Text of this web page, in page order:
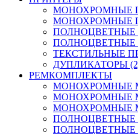
МОНОХРОМНЫЕ
МОНОХРОМНЫЕ
ПОЛНОЦВЕТНЫЕ
ПОЛНОЦВЕТНЫЕ
ТЕКСТИЛЬНЫЕ
ДУПЛИКАТОРЫ
РЕМКОМПЛЕКТЫ
МОНОХРОМНЫЕ
МОНОХРОМНЫЕ
МОНОХРОМНЫЕ
ПОЛНОЦВЕТНЫЕ
ПОЛНОЦВЕТНЫЕ